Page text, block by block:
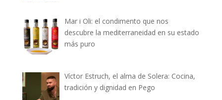
Mar i Oli: el condimento que nos
descubre la mediterraneidad en su estado
más puro
Víctor Estruch, el alma de Solera: Cocina,
tradición y dignidad en Pego